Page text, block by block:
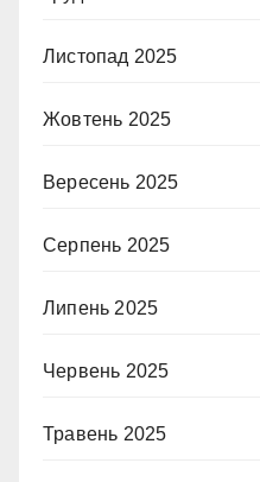
Листопад 2025
Жовтень 2025
Вересень 2025
Серпень 2025
Липень 2025
Червень 2025
Травень 2025